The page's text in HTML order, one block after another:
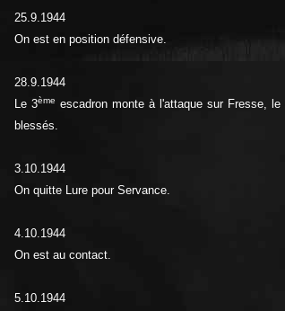
25.9.1944
On est en position défensive.
28.9.1944
Le 3ème escadron monte à l'attaque sur Fresse,
blessés.
3.10.1944
On quitte Lure pour Servance.
4.10.1944
On est au contact.
5.10.1944